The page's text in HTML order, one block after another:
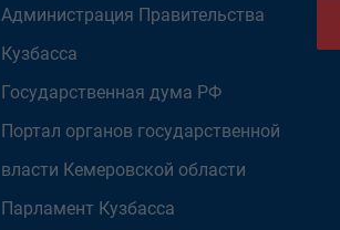
Администрация Правительства
Кузбасса
Государственная дума РФ
Портал органов государственной
власти Кемеровской области
Парламент Кузбасса